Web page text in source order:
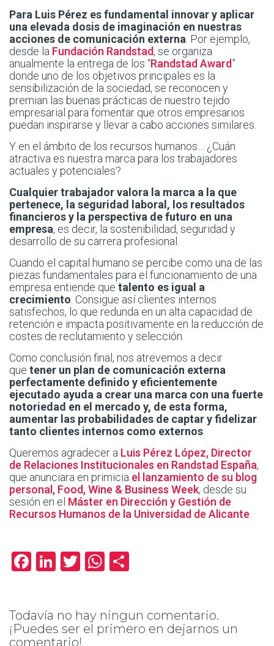
Para Luis Pérez es fundamental innovar y aplicar
una elevada dosis de imaginación en nuestras
acciones de comunicación externa . Por ejemplo,
desde la Fundación Randstad, se organiza
anualmente la entrega de los “Randstad Award”
donde uno de los objetivos principales es la
sensibilización de la sociedad, se reconocen y
premian las buenas prácticas de nuestro tejido
empresarial para fomentar que otros empresarios
puedan inspirarse y llevar a cabo acciones similares.
Y en el ámbito de los recursos humanos… ¿Cuán
atractiva es nuestra marca para los trabajadores
actuales y potenciales?
Cualquier trabajador valora la marca a la que
pertenece, la seguridad laboral, los resultados
financieros y la perspectiva de futuro en una
empresa, es decir, la sostenibilidad, seguridad y
desarrollo de su carrera profesional.
Cuando el capital humano se percibe como una de las
piezas fundamentales para el funcionamiento de una
empresa entiende que talento es igual a
crecimiento . Consigue así clientes internos
satisfechos, lo que redunda en un alta capacidad de
retención e impacta positivamente en la reducción de
costes de reclutamiento y selección.
Como conclusión final, nos atrevemos a decir
que tener un plan de comunicación externa
perfectamente definido y eficientemente
ejecutado ayuda a crear una marca con una fuerte
notoriedad en el mercado y, de esta forma,
aumentar las probabilidades de captar y fidelizar
tanto clientes internos como externos
Queremos agradecer a Luis Pérez López, Director
de Relaciones Institucionales en Randstad España,
que anunciara en primicia el lanzamiento de su blog
personal, Food, Wine & Business Week, desde su
sesión en el Máster en Dirección y Gestión de
Recursos Humanos de la Universidad de Alicante
Facebook
LinkedIn
TwitterWhatsApp
Todavía no hay ningun comentario.
¡Puedes ser el primero en dejarnos un
comentario!